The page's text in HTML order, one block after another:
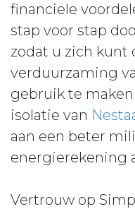
financiële
stap voor stap
zodat u zich kunt
verduurzaming
gebruik te
isolatie van
aan een beter
energierekening
Vertrouw op